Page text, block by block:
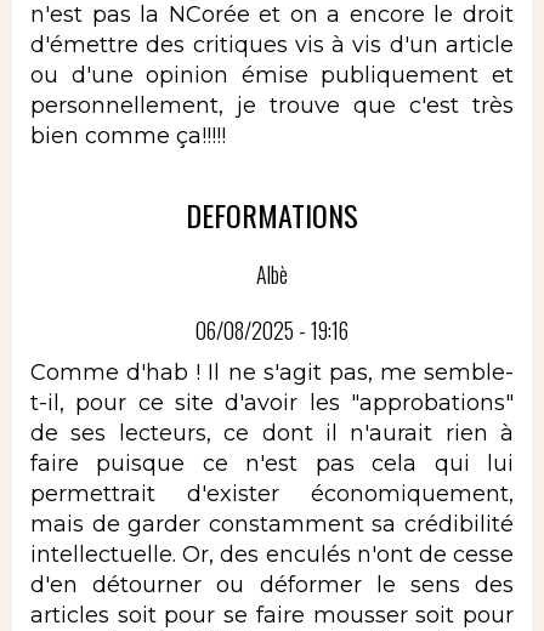
n'est pas la NCorée et on a encore le droit
d'émettre des critiques vis à vis d'un article
ou d'une opinion émise publiquement et
personnellement, je trouve que c'est très
bien comme ça!!!!!
DEFORMATIONS
Albè
06/08/2025 - 19:16
Comme d'hab ! Il ne s'agit pas, me semble-
t-il, pour ce site d'avoir les "approbations"
de ses lecteurs, ce dont il n'aurait rien à
faire puisque ce n'est pas cela qui lui
permettrait d'exister économiquement,
mais de garder constamment sa crédibilité
intellectuelle. Or, des enculés n'ont de cesse
d'en détourner ou déformer le sens des
articles soit pour se faire mousser soit pour